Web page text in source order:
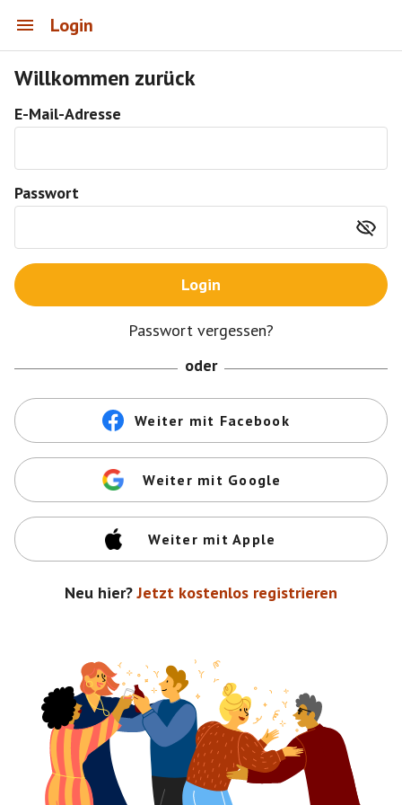
Login
Willkommen zurück
E-Mail-Adresse
Passwort
Login
Passwort vergessen?
oder
Weiter mit Facebook
Weiter mit Google
Weiter mit Apple
Neu hier? Jetzt kostenlos registrieren